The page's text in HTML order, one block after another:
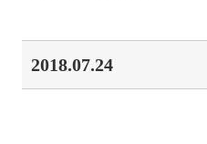
2018.07.24